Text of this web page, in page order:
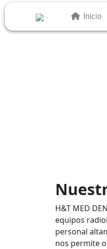
Inicio
Inicio
H&T MED
equipos
personal
nos permite